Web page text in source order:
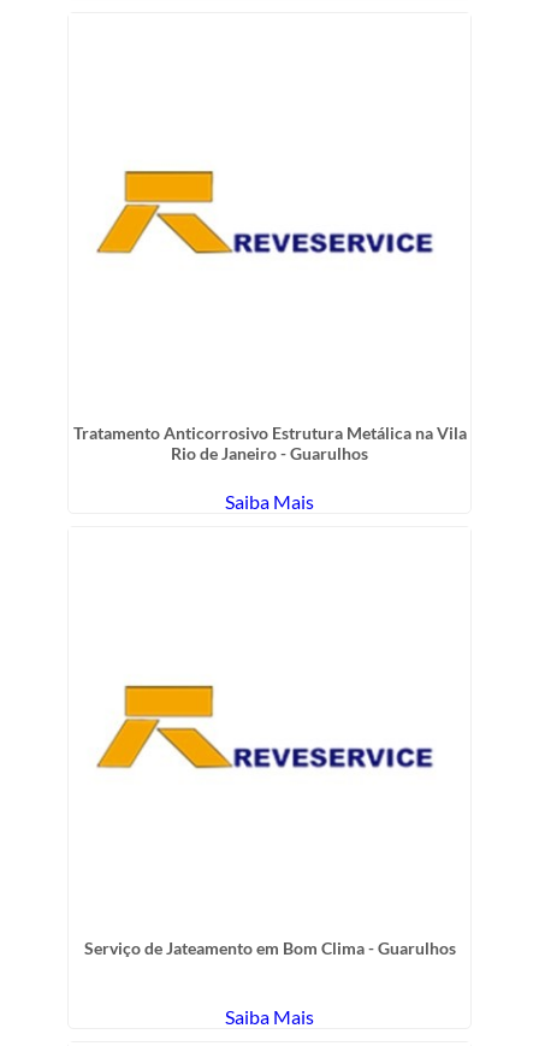
Tratamento Anticorrosivo Estrutura Metálica na Vila
Rio de Janeiro - Guarulhos
Saiba Mais
Serviço de Jateamento em Bom Clima - Guarulhos
Saiba Mais